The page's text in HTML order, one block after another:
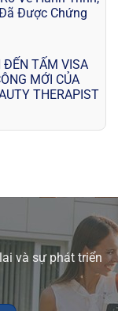
Được Chứng
ĐẾN TẤM VISA
MỚI CỦA
THERAPIST
và sự phát triển